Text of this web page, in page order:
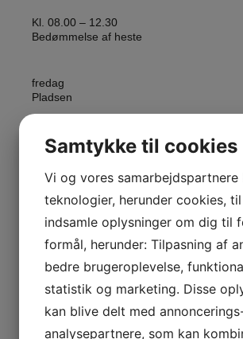
Kl. 08.00 – 12.30
Bedømmelse af heste
fredag
Pladsen
Kl. 08.00 – 18.00
Beredskab Fyn
fredag
Samtykke til cookies
Vi og vores samarbejdspartnere
teknologier, herunder cookies,
indsamle oplysninger om dig til
formål, herunder: Tilpasning af
bedre brugeroplevelse,
statistik og marketing. Disse
kan blive delt med
analysepartnere, som kan